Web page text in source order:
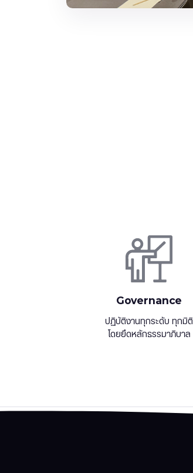
Governance
ปฏิบัติงานทุกระดับ ทุกมิติ
โดยยึดหลักธรรมาภิบาล